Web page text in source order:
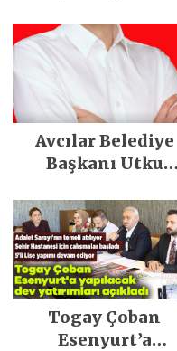
yeni marka
stratejisiyle
geleceğe taşıyor
Avcılar Belediye
Başkanı Utku
tahliye edildi
Togay Çoban
Esenyurt’a